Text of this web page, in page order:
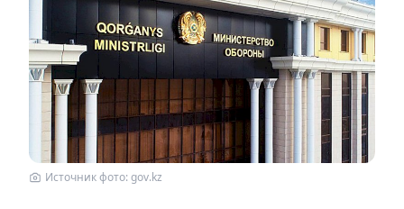
Источник фото: gov.kz